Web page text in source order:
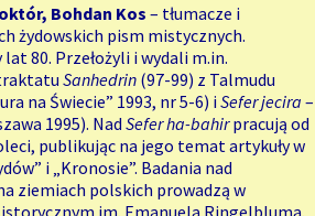
Bohdan Kos – tłumacze i
żydowskich pism mistycznych.
lat 80. Przełożyli i wydali m.in.
Sanhedrin (97-99) z Talmudu
na Świecie” 1993, nr 5-6) iSefer jecira –
1995). Nad Sefer ha-bahirpracują od
publikując na jego temat artykuły w
i „Kronosie”. Badania nad
ziemiach polskich prowadzą w
im. Emanuela Ringelbluma.